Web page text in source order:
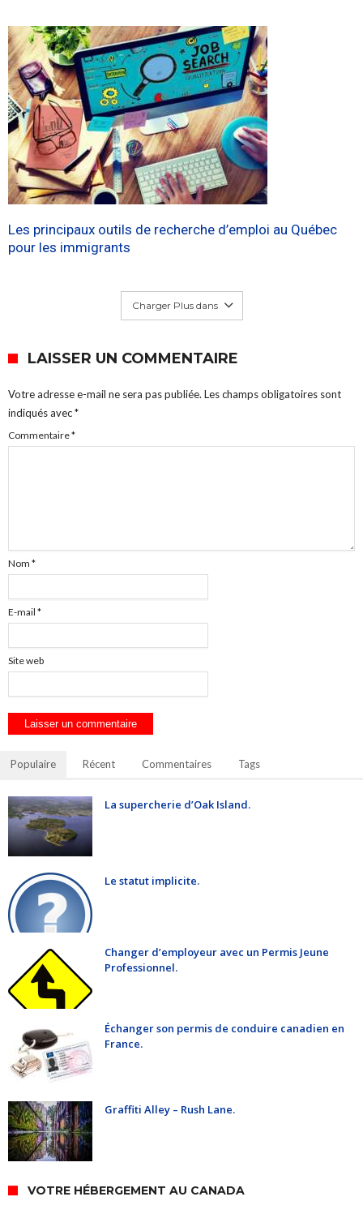
Les principaux outils de recherche d’emploi au Québec
pour les immigrants
Charger Plus dans
LAISSER UN COMMENTAIRE
Votre adresse e-mail ne sera pas publiée. Les champs obligatoires sont
indiqués avec*
Commentaire*
Nom *
E-mail *
Site web
Populaire Récent Commentaires Tags
La supercherie d’Oak Island.
Le statut implicite.
Changer d’employeur avec un Permis Jeune
Professionnel.
Échanger son permis de conduire canadien en
France.
Graffiti Alley – Rush Lane.
VOTRE HÉBERGEMENT AU CANADA